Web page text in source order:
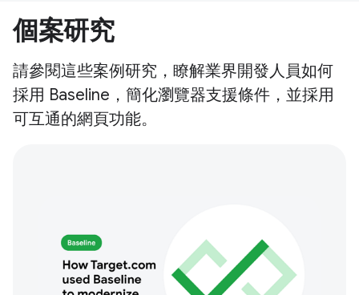
個案研究
請參閱這些案例研究，瞭解業界開發人員如何
採用 Baseline，簡化瀏覽器支援條件，並採用
可互通的網頁功能。